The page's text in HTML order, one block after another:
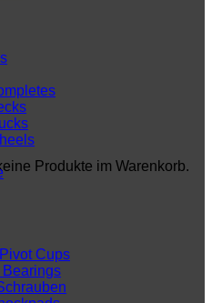
Produkte im Warenkorb.
Cups
Bearings